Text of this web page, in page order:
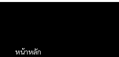
หน้าหลัก